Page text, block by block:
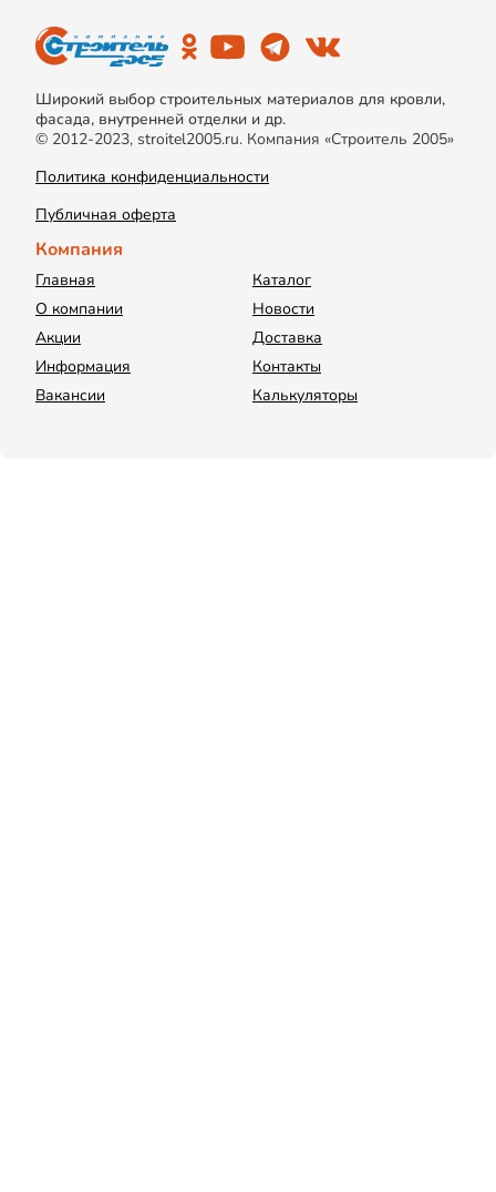
Широкий выбор строительных материалов для кровли,
фасада, внутренней отделки и др.
© 2012-2023, stroitel2005.ru. Компания «Строитель 2005»
Политика конфиденциальности
Публичная оферта
Компания
Главная
Каталог
О компании
Новости
Акции
Доставка
Информация
Контакты
Вакансии
Калькуляторы